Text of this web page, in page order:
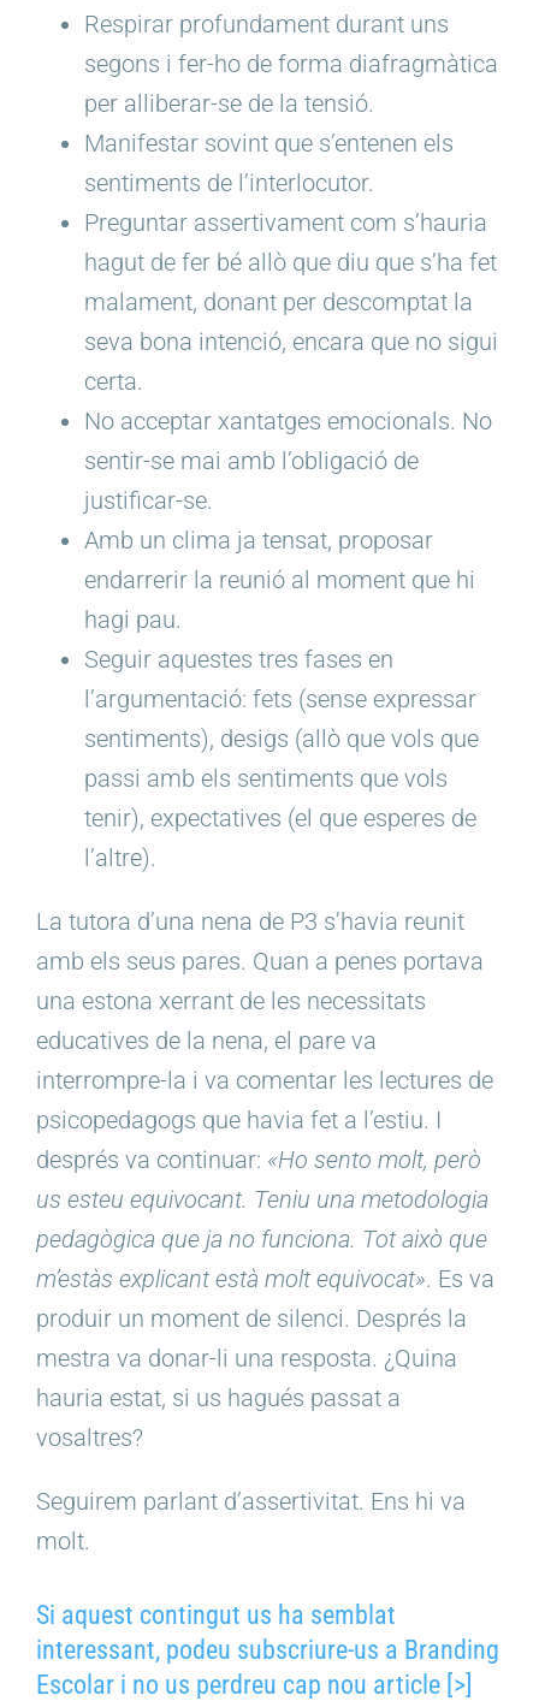
Respirar profundament durant uns
segons i fer-ho de forma diafragmàtica
per alliberar-se de la tensió.
Manifestar sovint que s’entenen els
sentiments de l’interlocutor.
Preguntar assertivament com s’hauria
hagut de fer bé allò que diu que s’ha fet
malament, donant per descomptat la
seva bona intenció, encara que no sigui
certa.
No acceptar xantatges emocionals. No
sentir-se mai amb l’obligació de
justificar-se.
Amb un clima ja tensat, proposar
endarrerir la reunió al moment que hi
hagi pau.
Seguir aquestes tres fases en
l’argumentació: fets (sense expressar
sentiments), desigs (allò que vols que
passi amb els sentiments que vols
tenir), expectatives (el que esperes de
l’altre).
La tutora d’una nena de P3 s’havia reunit
amb els seus pares. Quan a penes portava
una estona xerrant de les necessitats
educatives de la nena, el pare va
interrompre-la i va comentar les lectures de
psicopedagogs que havia fet a l’estiu. I
després va continuar: «Ho sento molt, però
us esteu equivocant. Teniu una metodologia
pedagògica que ja no funciona. Tot això que
m’estàs explicant està molt equivocat». Es va
produir un moment de silenci. Després la
mestra va donar-li una resposta. ¿Quina
hauria estat, si us hagués passat a
vosaltres?
Seguirem parlant d’assertivitat. Ens hi va
molt.
Si aquest contingut us ha semblat
interessant, podeu subscriure-us a Branding
Escolar i no us perdreu cap nou article [>]